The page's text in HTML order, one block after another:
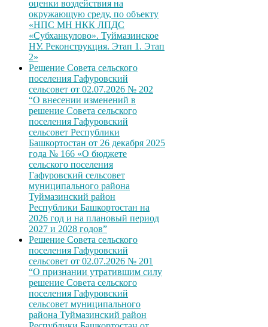
оценки воздействия на
окружающую среду, по объекту
«НПС МН НКК ЛПДС
«Субханкулово». Туймазинское
НУ. Реконструкция. Этап 1. Этап
2»
Решение Совета сельского
поселения Гафуровский
сельсовет от 02.07.2026 № 202
“О внесении изменений в
решение Совета сельского
поселения Гафуровский
сельсовет Республики
Башкортостан от 26 декабря 2025
года № 166 «О бюджете
сельского поселения
Гафуровский сельсовет
муниципального района
Туймазинский район
Республики Башкортостан на
2026 год и на плановый период
2027 и 2028 годов”
Решение Совета сельского
поселения Гафуровский
сельсовет от 02.07.2026 № 201
“О признании утратившим силу
решение Совета сельского
поселения Гафуровский
сельсовет муниципального
района Туймазинский район